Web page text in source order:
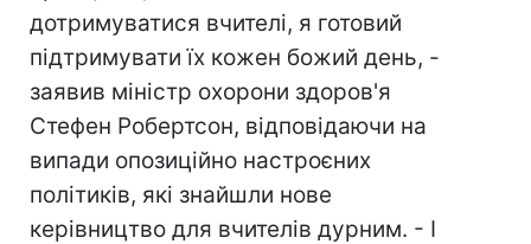
дотримуватися вчителі, я готовий
підтримувати їх кожен божий день, -
заявив міністр охорони здоров'я
Стефен Робертсон, відповідаючи на
випади опозиційно настроєних
політиків, які знайшли нове
керівництво для вчителів дурним. - І